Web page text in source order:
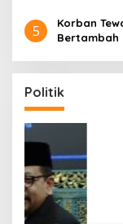
5
Korban
Bertambah
Politik